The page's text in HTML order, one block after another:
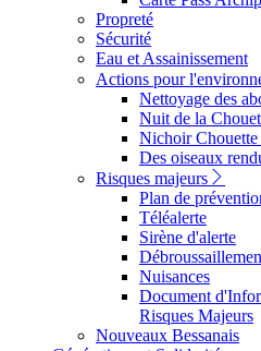
Propreté
Sécurité
Eau et Assainissement
Actions pour
Nettoyage des
Nuit de la
Nichoir
Des oiseaux
Risques majeurs
Plan de
Téléalerte
Sirène d'alerte
Nuisances
Document
Risques Majeurs
Nouveaux Bessanais